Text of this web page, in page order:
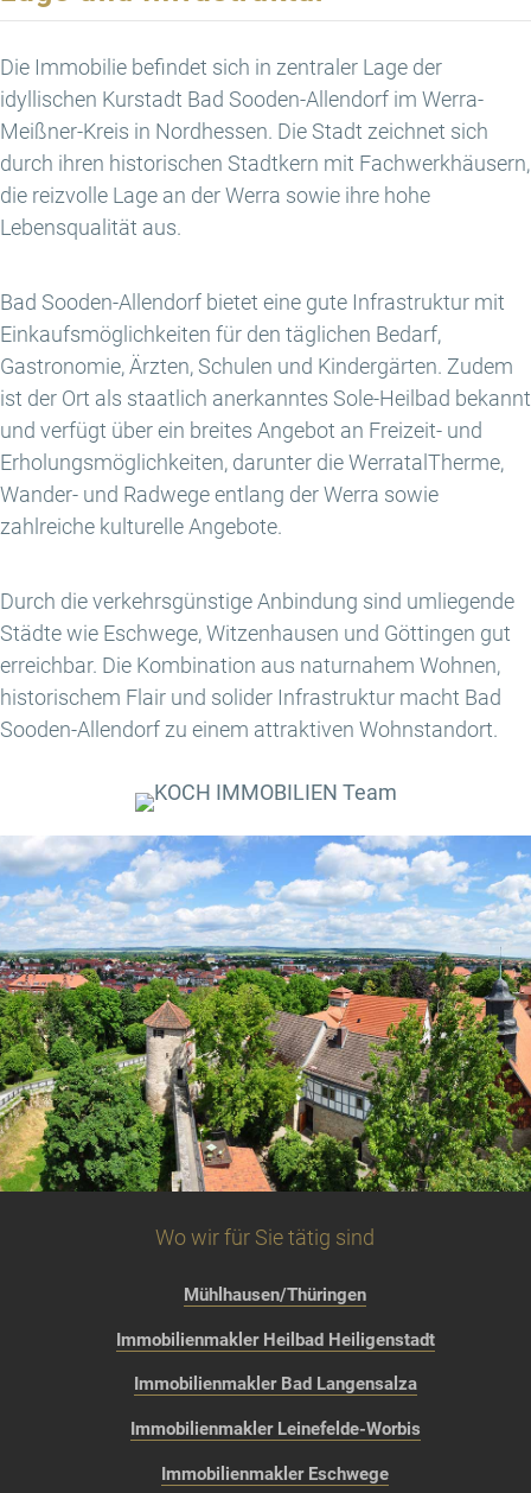
Die Immobilie befindet sich in zentraler Lage der
idyllischen Kurstadt Bad Sooden-Allendorf im Werra-
Meißner-Kreis in Nordhessen. Die Stadt zeichnet sich
durch ihren historischen Stadtkern mit Fachwerkhäusern,
die reizvolle Lage an der Werra sowie ihre hohe
Lebensqualität aus.
Bad Sooden-Allendorf bietet eine gute Infrastruktur mit
Einkaufsmöglichkeiten für den täglichen Bedarf,
Gastronomie, Ärzten, Schulen und Kindergärten. Zudem
ist der Ort als staatlich anerkanntes Sole-Heilbad bekannt
und verfügt über ein breites Angebot an Freizeit- und
Erholungsmöglichkeiten, darunter die WerratalTherme,
Wander- und Radwege entlang der Werra sowie
zahlreiche kulturelle Angebote.
Durch die verkehrsgünstige Anbindung sind umliegende
Städte wie Eschwege, Witzenhausen und Göttingen gut
erreichbar. Die Kombination aus naturnahem Wohnen,
historischem Flair und solider Infrastruktur macht Bad
Sooden-Allendorf zu einem attraktiven Wohnstandort.
Wo wir für Sie tätig sind
Mühlhausen/Thüringen
Immobilienmakler Heilbad Heiligenstadt
Immobilienmakler Bad Langensalza
Immobilienmakler Leinefelde-Worbis
Immobilienmakler Eschwege